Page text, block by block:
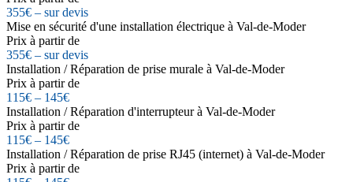
355€ – sur devis
Mise en sécurité d'une installation électrique à Val-de-Moder
Prix à partir de
355€ – sur devis
Installation / Réparation de prise murale à Val-de-Moder
Prix à partir de
115€ – 145€
Installation / Réparation d'interrupteur à Val-de-Moder
Prix à partir de
115€ – 145€
Installation / Réparation de prise RJ45 (internet) à Val-de-Moder
Prix à partir de